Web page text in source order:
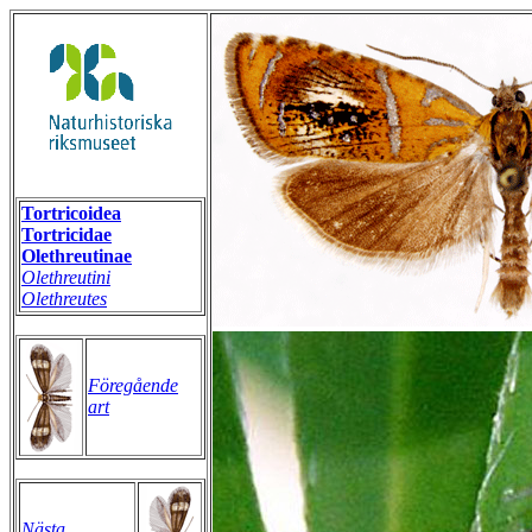
Tortricoidea
Tortricidae
Olethreutinae
Olethreutini
Olethreutes
Föregående
art